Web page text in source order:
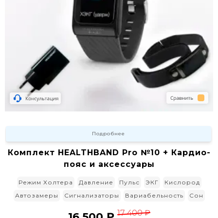
Подробнее
Комплект HEALTHBAND Pro №10 + Кардио-
пояс и аксессуары
Режим Холтера Давление Пульс ЭКГ
Кислород
Автозамеры
Сигнализаторы Вариабельность Сон
17 400 ₽